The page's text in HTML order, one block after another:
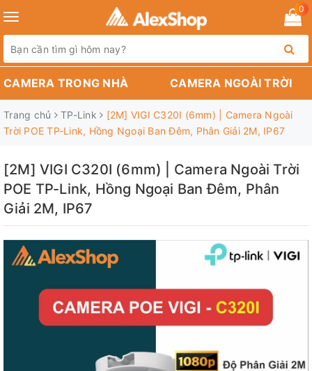
Toggle
navigation
0
CAMERA TRONG NHÀ CAMERA NGOÀI TRỜI
Trang chủ TP-Link
[2M] VIGI C320I (6mm) | Camera Ngoài
Trời POE TP-Link, Hồng Ngoại Ban Đêm, Phân Giải 2M, IP67
[2M] VIGI C320I (6mm) | Camera Ngoài Trời
POE TP-Link, Hồng Ngoại Ban Đêm, Phân
Giải 2M, IP67